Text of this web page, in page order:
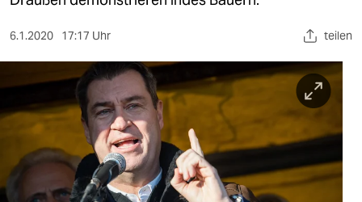
sport
berlin
nord
wahrheit
6.1.2020 17:17 Uhr teilen